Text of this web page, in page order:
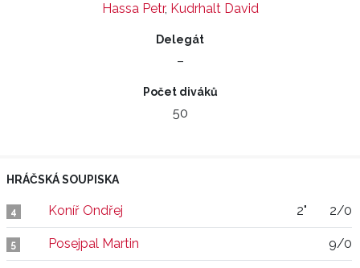
Hassa Petr, Kudrhalt David
Delegát
–
Počet diváků
50
HRÁČSKÁ SOUPISKA
4 Koníř Ondřej 2" 2/0
5 Posejpal Martin 9/0